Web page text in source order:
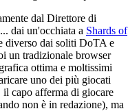
dal Direttore di
dai un'occhiata a Shards of
diverso dai soliti DoTA e
un tradizionale browser
ottima e moltissimi
uno dei più giocati
capo afferma di giocare
non è in redazione), ma